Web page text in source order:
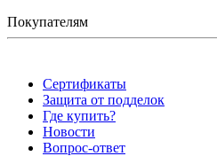
Покупателям
Сертификаты
Защита от подделок
Где купить?
Новости
Вопрос-ответ